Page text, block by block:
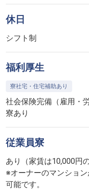
休日
シフト制
福利厚生
寮社宅・住宅補助あり
社会保険完備（雇用・
寮あり
従業員寮
あり（家賃は10,000円
※オーナーのマンショ
可能です。